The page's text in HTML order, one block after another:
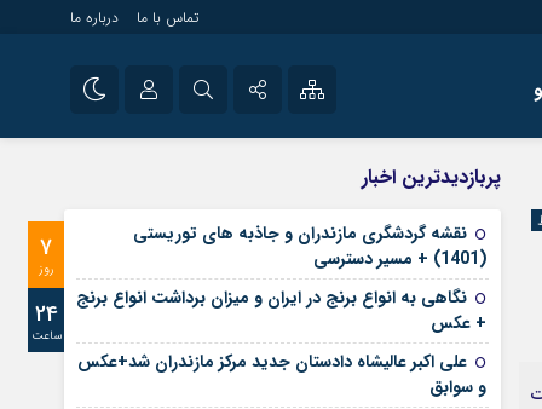
تماس با ما درباره ما
آپارات
رمز عبور
مرا به خاطر بسپار
راه اندازی سایت و
سایت های خبری و
پربازدیدترین اخبار
7
روز
24
ساعت
نقشه گردشگری مازندران و جاذبه های توریستی
(1401) + مسیر دسترسی
نگاهی به انواع برنج در ایران و میزان برداشت انواع برنج
+ عکس
علی‌ اکبر عالیشاه دادستان جدید مرکز مازندران شد+عکس
و سوابق